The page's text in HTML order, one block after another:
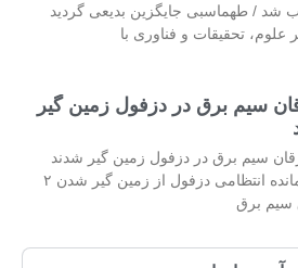
شد / طهماسبی جایگزین بدیعی گردید
علوم، تحقیقات و فناوری با
سیم برق در دزفول زمین گیر
سیم برق در دزفول زمین گیر شدند
🔹فرمانده انتظامی دزفول از زمین گیر شدن ۲
سیم برق